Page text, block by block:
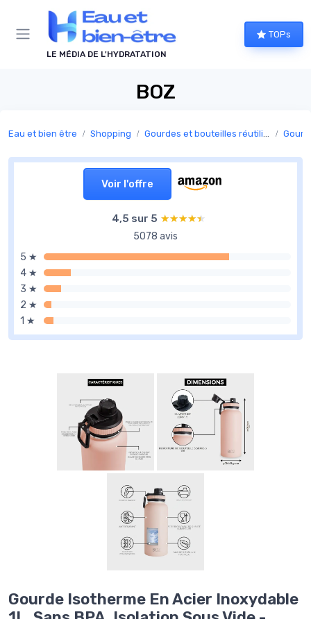
LE MÉDIA DE L'HYDRATATION
TOPs
BOZ
Eau et bien être Shopping Gourdes et bouteilles réutilisables
Voir l'offre
4,5 sur 5 ★★★★★
★★★★★
5078 avis
5 ★
4 ★
3 ★
2 ★
1 ★
Gourde Isotherme En Acier Inoxydable
Panneau de gestion des cookies